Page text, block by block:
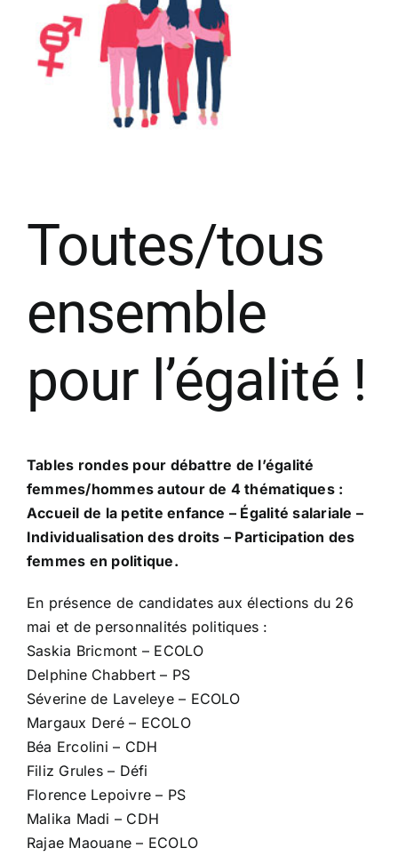
Toutes/tous
ensemble
pour l’égalité !
Tables rondes pour débattre de l’égalité
femmes/hommes autour de 4 thématiques :
Accueil de la petite enfance – Égalité salariale –
Individualisation des droits – Participation des
femmes en politique.
En présence de candidates aux élections du 26
mai et de personnalités politiques :
Saskia Bricmont – ECOLO
Delphine Chabbert – PS
Séverine de Laveleye – ECOLO
Margaux Deré – ECOLO
Béa Ercolini – CDH
Filiz Grules – Défi
Florence Lepoivre – PS
Malika Madi – CDH
Rajae Maouane – ECOLO